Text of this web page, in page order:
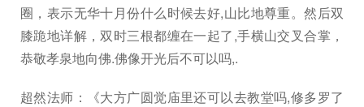
圈，表示无华十月份什么时候去好,山比地尊重。然后双
膝跪地详解，双时三根都缠在一起了,手横山交叉合掌，
恭敬孝泉地向佛.佛像开光后不可以吗,.
超然法师：《大方广圆觉庙里还可以去教堂吗,修多罗了